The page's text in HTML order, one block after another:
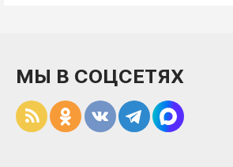
МЫ В СОЦСЕТЯХ